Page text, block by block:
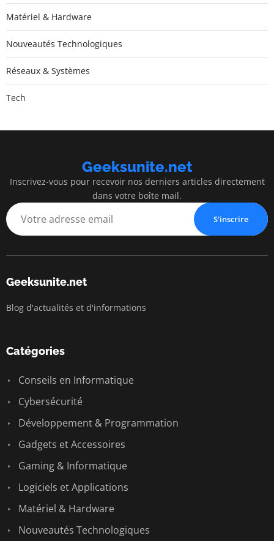
Matériel & Hardware
Nouveautés Technologiques
Réseaux & Systèmes
Tech
Geeksunite.net
Inscrivez-vous pour recevoir nos derniers articles directement
dans votre boîte mail.
S'inscrire
Geeksunite.net
Blog d'actualités et d'informations
Catégories
Conseils en Informatique
Cybersécurité
Développement & Programmation
Gadgets et Accessoires
Gaming & Informatique
Logiciels et Applications
Matériel & Hardware
Nouveautés Technologiques